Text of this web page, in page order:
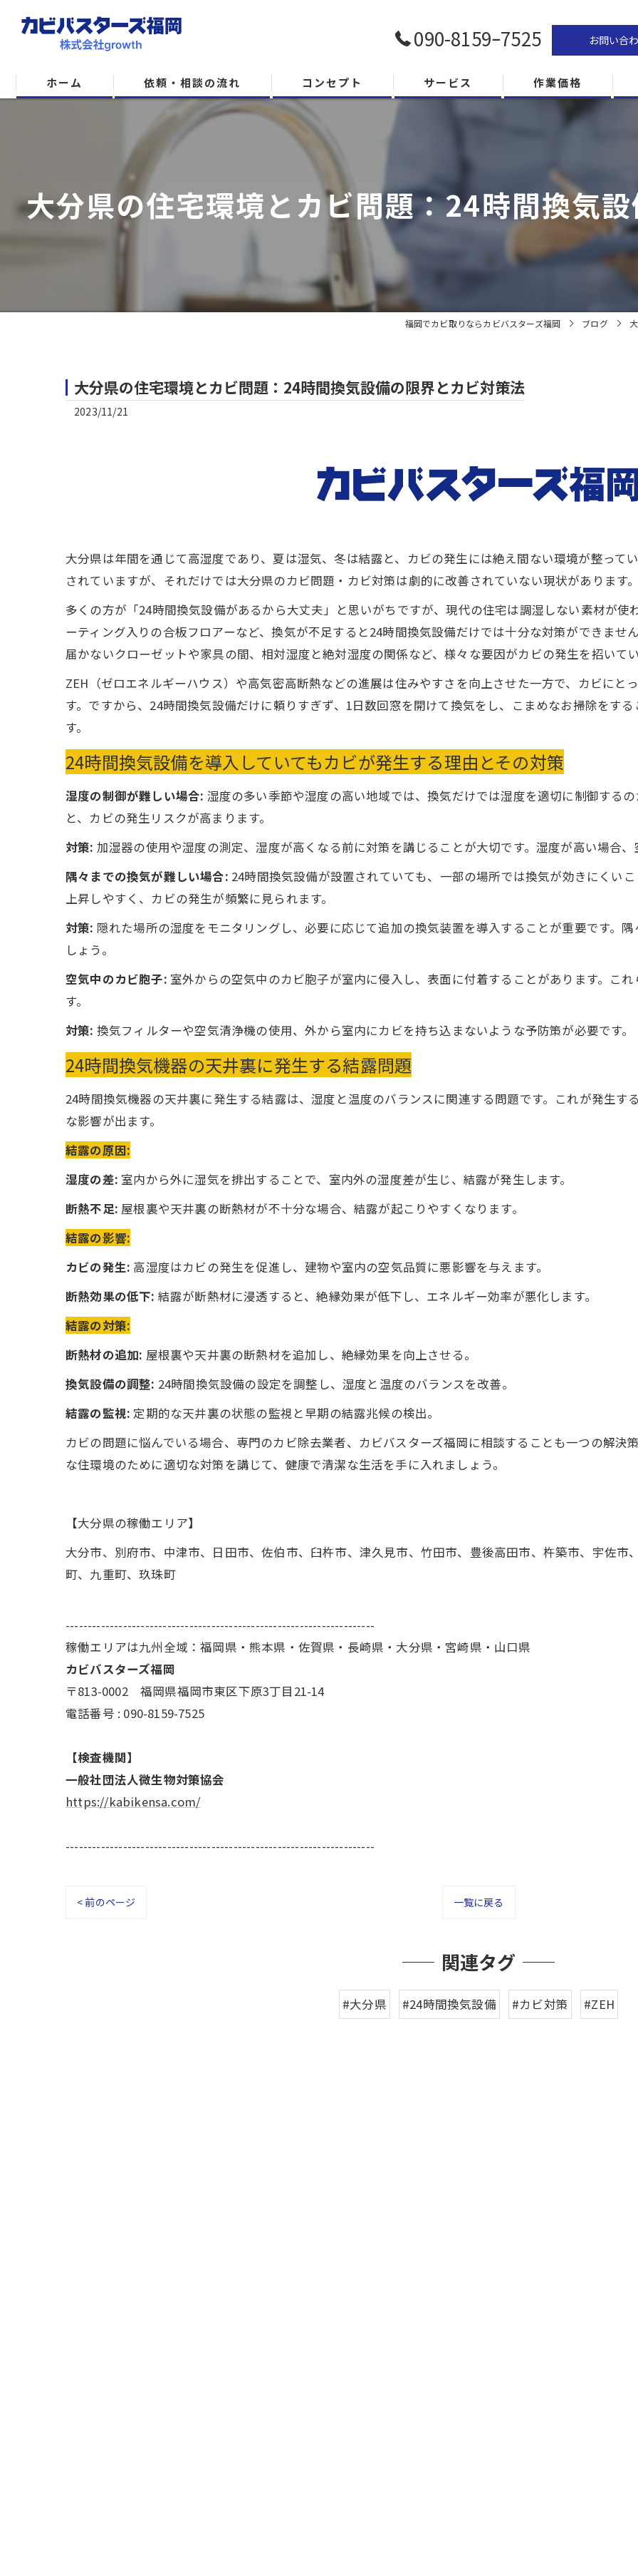
090-8159ｰ7525 お問い合
ホーム 依頼・相談の流れ コンセプト サービス 作業価格
大分県の住宅環境とカビ問題：24時間換気
福岡でカビ取りならカビバスターズ福岡 ブログ
大分県の住宅環境とカビ問題：24時間換気設備の限界とカビ対策法
2023/11/21
大分県は年間を通じて高湿度であり、夏は湿気、冬は結露と、カビの発生には絶え間ない環境が整って
されていますが、それだけでは大分県のカビ問題・カビ対策は劇的に改善されていない現状があります。
多くの方が「24時間換気設備があるから大丈夫」と思いがちですが、現代の住宅は調湿しない素材が使
ーティング入りの合板フロアーなど、換気が不足すると24時間換気設備だけでは十分な対策ができませ
届かないクローゼットや家具の間、相対湿度と絶対湿度の関係など、様々な要因がカビの発生を招いてい
ZEH（ゼロエネルギーハウス）や高気密高断熱などの進展は住みやすさを向上させた一方で、カビにと
す。ですから、24時間換気設備だけに頼りすぎず、1日数回窓を開けて換気をし、こまめなお掃除をす
す。
24時間換気設備を導入していてもカビが発生する理由とその対策
湿度の制御が難しい場合: 湿度の多い季節や湿度の高い地域では、換気だけでは湿度を適切に制御する
と、カビの発生リスクが高まります。
対策: 加湿器の使用や湿度の測定、湿度が高くなる前に対策を講じることが大切です。湿度が高い場合
隅々までの換気が難しい場合: 24時間換気設備が設置されていても、一部の場所では換気が効きにくい
上昇しやすく、カビの発生が頻繁に見られます。
対策: 隠れた場所の湿度をモニタリングし、必要に応じて追加の換気装置を導入することが重要です。
しょう。
空気中のカビ胞子: 室外からの空気中のカビ胞子が室内に侵入し、表面に付着することがあります。こ
す。
対策: 換気フィルターや空気清浄機の使用、外から室内にカビを持ち込まないような予防策が必要です。
24時間換気機器の天井裏に発生する結露問題
24時間換気機器の天井裏に発生する結露は、湿度と温度のバランスに関連する問題です。これが発生す
な影響が出ます。
結露の原因:
湿度の差: 室内から外に湿気を排出することで、室内外の湿度差が生じ、結露が発生します。
断熱不足: 屋根裏や天井裏の断熱材が不十分な場合、結露が起こりやすくなります。
結露の影響:
カビの発生: 高湿度はカビの発生を促進し、建物や室内の空気品質に悪影響を与えます。
断熱効果の低下: 結露が断熱材に浸透すると、絶縁効果が低下し、エネルギー効率が悪化します。
結露の対策:
断熱材の追加: 屋根裏や天井裏の断熱材を追加し、絶縁効果を向上させる。
換気設備の調整: 24時間換気設備の設定を調整し、湿度と温度のバランスを改善。
結露の監視: 定期的な天井裏の状態の監視と早期の結露兆候の検出。
カビの問題に悩んでいる場合、専門のカビ除去業者、カビバスターズ福岡に相談することも一つの解決
な住環境のために適切な対策を講じて、健康で清潔な生活を手に入れましょう。
【大分県の稼働エリア】
大分市、別府市、中津市、日田市、佐伯市、臼杵市、津久見市、竹田市、豊後高田市、杵築市、宇佐市
町、九重町、玖珠町
----------------------------------------------------------------------
稼働エリアは九州全域：福岡県・熊本県・佐賀県・長崎県・大分県・宮崎県・山口県
カビバスターズ福岡
〒813-0002 福岡県福岡市東区下原3丁目21-14
電話番号 : 090-8159-7525
【検査機関】
一般社団法人微生物対策協会
https://kabikensa.com/
----------------------------------------------------------------------
< 前のページ 一覧に戻る
関連タグ
#大分県 #24時間換気設備 #カビ対策 #ZEH